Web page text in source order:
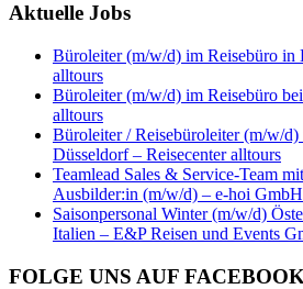
Aktuelle Jobs
Büroleiter (m/w/d) im Reisebüro in
alltours
Büroleiter (m/w/d) im Reisebüro
alltours
Büroleiter / Reisebüroleiter (m/w/d)
Düsseldorf – Reisecenter alltours
Teamlead Sales & Service-Team
Ausbilder:in (m/w/d) – e-hoi GmbH
Saisonpersonal Winter (m/w/d)
Italien – E&P Reisen und Events
FOLGE UNS AUF FACEBOOK